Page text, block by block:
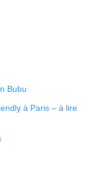
Bubu
à Paris – à lire